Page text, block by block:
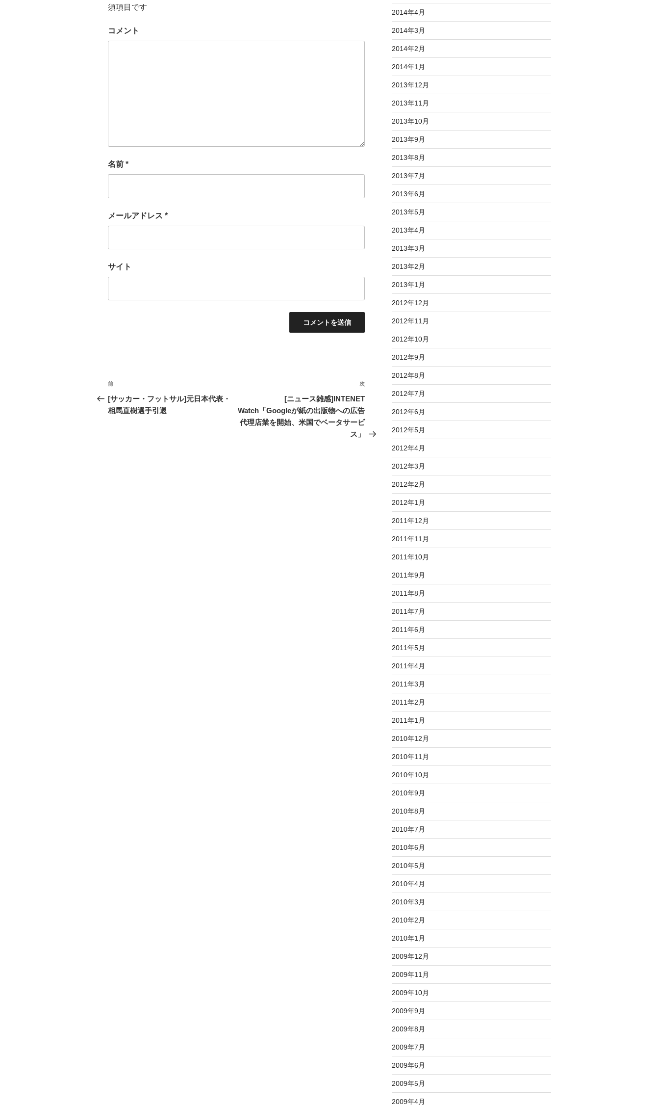
須項目です
コメント
名前 *
メールアドレス *
サイト
投
稿
ナ
過
去
の
前
[サッカー・フットサル]元日本代表・
相馬直樹選手引退
稿
次
[ニュース雑感]INTENET
Watch「Googleが紙の出版物への広告
代理店業を開始、米国でベータサービ
ス」
2014年4月
2014年3月
2014年2月
2014年1月
2013年12月
2013年11月
2013年10月
2013年9月
2013年8月
2013年7月
2013年6月
2013年5月
2013年4月
2013年3月
2013年2月
2013年1月
2012年12月
2012年11月
2012年10月
2012年9月
2012年8月
2012年7月
2012年6月
2012年5月
2012年4月
2012年3月
2012年2月
2012年1月
2011年12月
2011年11月
2011年10月
2011年9月
2011年8月
2011年7月
2011年6月
2011年5月
2011年4月
2011年3月
2011年2月
2011年1月
2010年12月
2010年11月
2010年10月
2010年9月
2010年8月
2010年7月
2010年6月
2010年5月
2010年4月
2010年3月
2010年2月
2010年1月
2009年12月
2009年11月
2009年10月
2009年9月
2009年8月
2009年7月
2009年6月
2009年5月
2009年4月